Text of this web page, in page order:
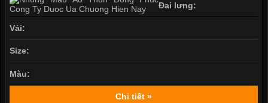
Đai lưng:
Vải:
Size:
Màu:
Chi tiết »